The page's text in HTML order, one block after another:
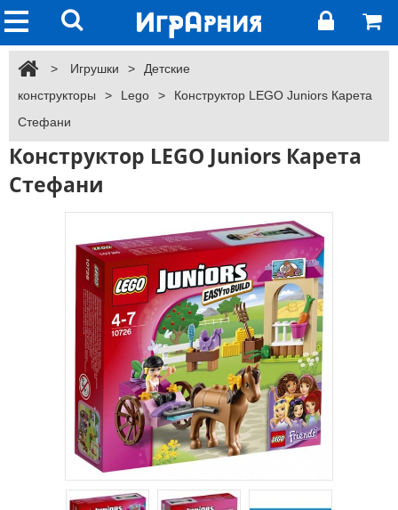
> Игрушки >
Детские
конструкторы
> Lego >
Конструктор LEGO Juniors Карета
Стефани
Конструктор LEGO Juniors Карета
Стефани